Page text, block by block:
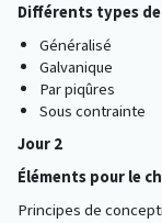
Différents types
Généralisé
Galvanique
Par piqûres
Sous contrainte
Jour 2
Éléments pour le
Principes de